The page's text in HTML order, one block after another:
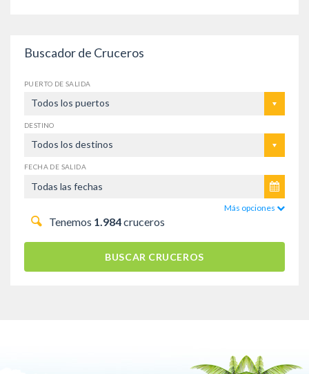
Buscador de Cruceros
PUERTO DE SALIDA
Todos los puertos
DESTINO
Todos los destinos
FECHA DE SALIDA
Más opciones
Tenemos 1.984cruceros
BUSCAR CRUCEROS